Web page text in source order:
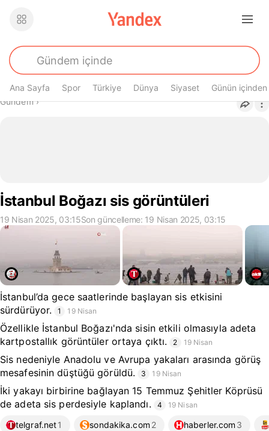
Ana Sayfa Spor Türkiye Dünya Siyaset Günün içinden
Buradasın
Gündem›
İstanbul Boğazı sis görüntüleri
19 Nisan 2025, 03:15Son güncelleme: 19 Nisan 2025, 03:15
İstanbul’da gece saatlerinde başlayan sis etkisini
sürdürüyor.
1 19 Nisan
Özellikle İstanbul Boğazı'nda sisin etkili olmasıyla adeta
kartpostallık görüntüler ortaya çıktı.
2 19 Nisan
Sis nedeniyle Anadolu ve Avrupa yakaları arasında görüş
mesafesinin düştüğü görüldü.
3 19 Nisan
İki yakayı birbirine bağlayan 15 Temmuz Şehitler Köprüsü
de adeta sis perdesiyle kaplandı.
4 19 Nisan
telgraf.net1 sondakika.com 2 haberler.com 3